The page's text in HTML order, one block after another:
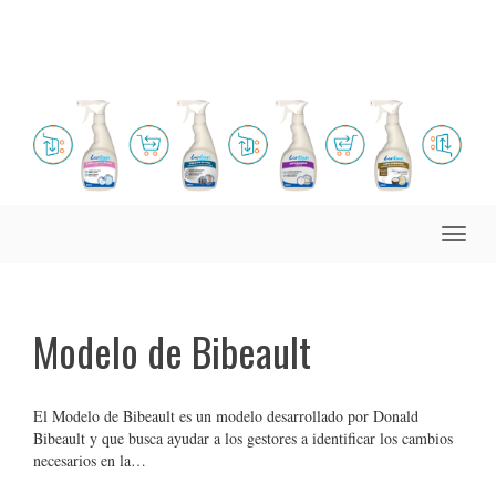
Toggle
Modelo de Bibeault
El Modelo de Bibeault es un modelo desarrollado por Donald
Bibeault y que busca ayudar a los gestores a identificar los cambios
necesarios en la…